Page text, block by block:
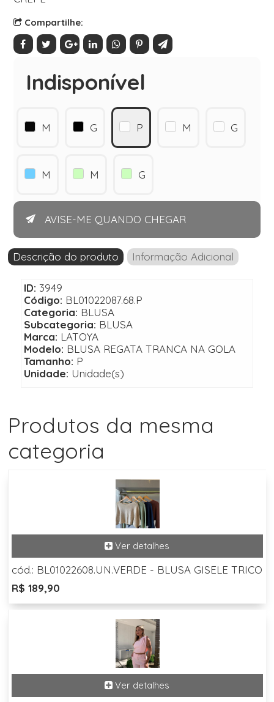
Compartilhe:
Indisponível
M G P M G
M M G
AVISE-ME QUANDO CHEGAR
Descrição do produto Informação Adicional
ID: 3949
Código: BL01022087.68.P
Categoria: BLUSA
Subcategoria: BLUSA
Marca: LATOYA
Modelo: BLUSA REGATA TRANCA NA GOLA
Tamanho: P
Unidade: Unidade(s)
Produtos da mesma
categoria
cód.: BL01022608.UN.VERDE - BLUSA GISELE TRICO
R$ 189,90